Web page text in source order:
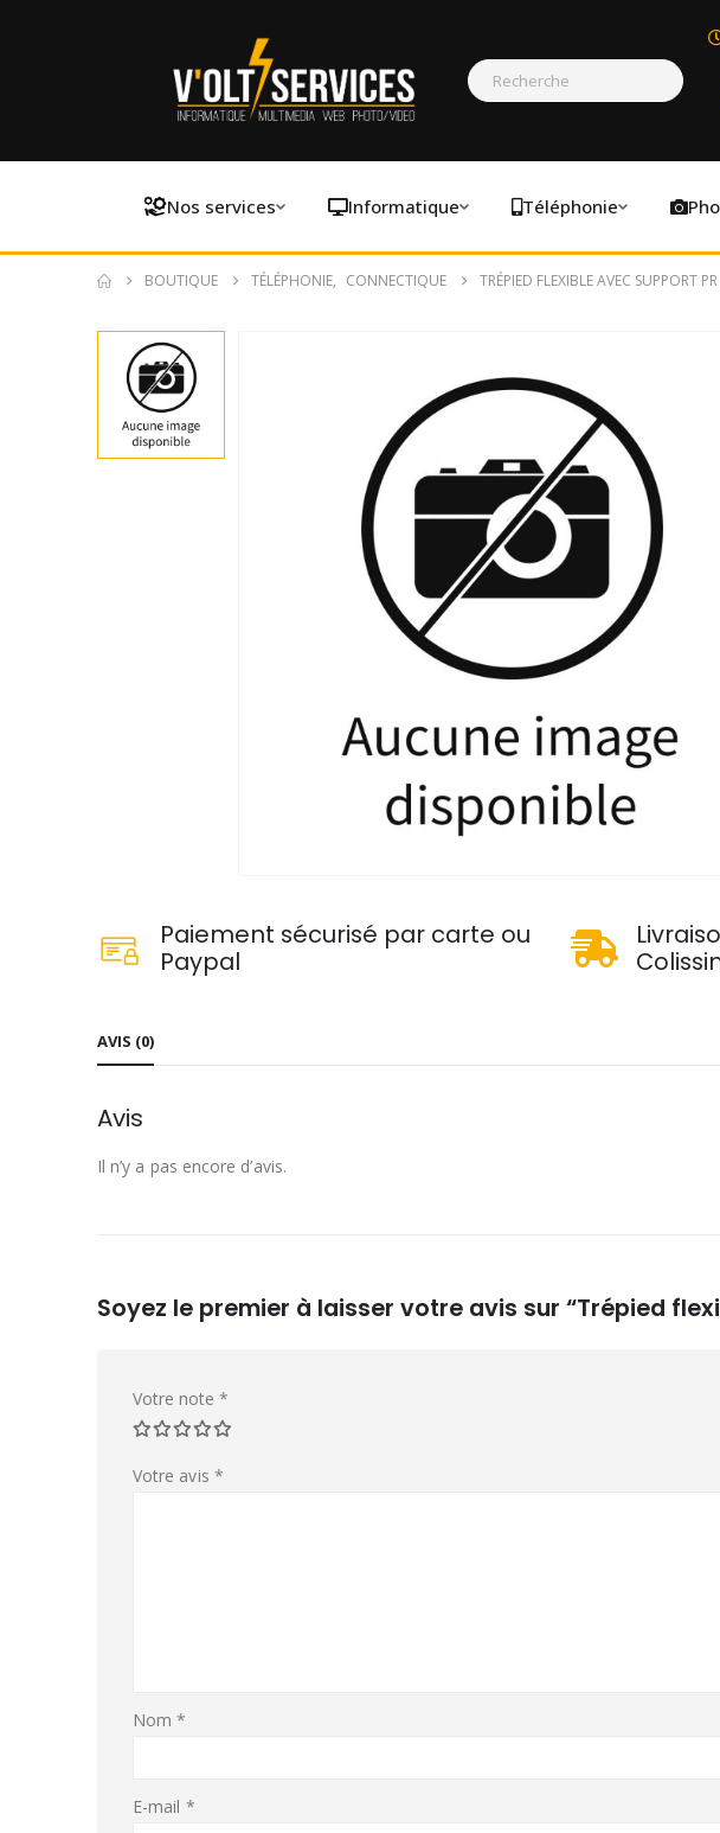
Nos services Informatique Téléphonie
BOUTIQUE TÉLÉPHONIE, CONNECTIQUE TRÉPIED FLEXIBLE AVEC SUPPORT
Paiement sécurisé par carte ou
Paypal
AVIS (0)
Avis
Il n’y a pas encore d’avis.
Soyez le premier à laisser votre avis sur “Trépied
Votre note *
Votre avis *
Nom*
E-mail *